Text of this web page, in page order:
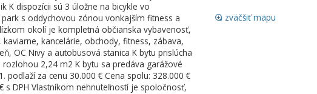
Poľnohospodárske pozemky
Záhrada
K dispozícii sú 3 úložne na bicykle vo
s oddychovou zónou vonkajším fitness a
okolí je kompletná občianska vybavenosť,
kancelárie, obchody, fitness, zábava,
OC Nivy a autobusová stanica K bytu prislúcha
2,24 m2 K bytu sa predáva garážové
podlaží za cenu 30.000 € Cena spolu: 328.000 €
s DPH Vlastníkom nehnuteľností je spoločnosť,
loupe zväčšiť mapu